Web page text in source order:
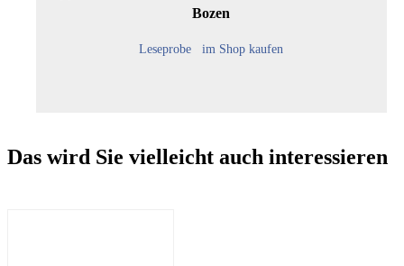
Bozen
Leseprobe im Shop kaufen
Das wird Sie vielleicht auch interessieren